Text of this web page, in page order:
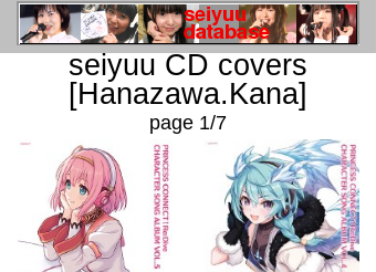
seiyuu CD covers
[Hanazawa.Kana]
page 1/7